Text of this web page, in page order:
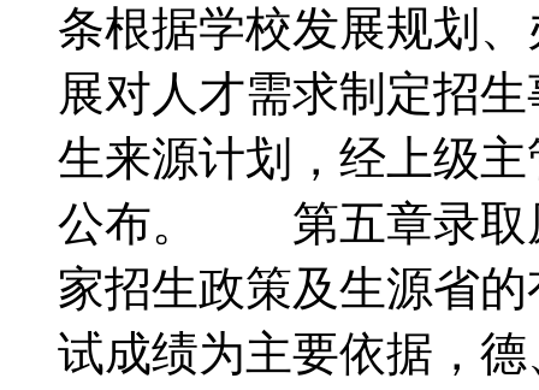
条根据学校发展规划
展对人才需求制定招
生来源计划，经上级
公布。 第五章录取
家招生政策及生源省
试成绩为主要依据，